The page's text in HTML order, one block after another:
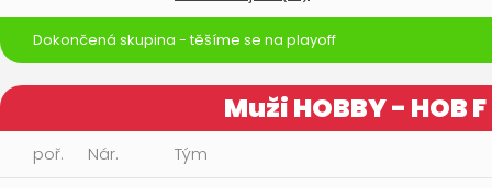
Dokončená skupina - těšíme se na playoff
Muži HOBBY - HOB F
poř. Nár. Tým